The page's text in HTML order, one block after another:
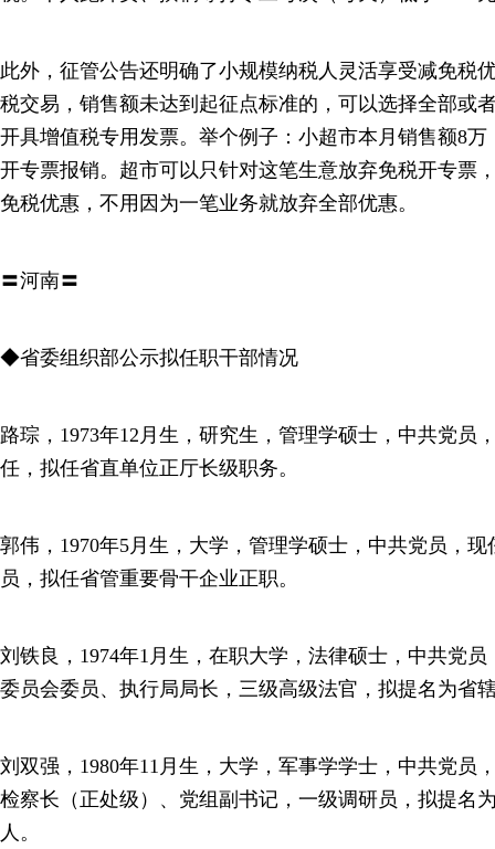
此外，征管公告还明确了小规模纳税人灵活享受减免税
税交易，销售额未达到起征点标准的，可以选择全部或
开具增值税专用发票。举个例子：小超市本月销售额8
开专票报销。超市可以只针对这笔生意放弃免税开专票
免税优惠，不用因为一笔业务就放弃全部优惠。
〓河南〓
◆省委组织部公示拟任职干部情况
路琮，1973年12月生，研究生，管理学硕士，中共党员
任，拟任省直单位正厅长级职务。
郭伟，1970年5月生，大学，管理学硕士，中共党员，
员，拟任省管重要骨干企业正职。
刘铁良，1974年1月生，在职大学，法律硕士，中共党
委员会委员、执行局局长，三级高级法官，拟提名为省
刘双强，1980年11月生，大学，军事学学士，中共党员
检察长（正处级）、党组副书记，一级调研员，拟提名
人。